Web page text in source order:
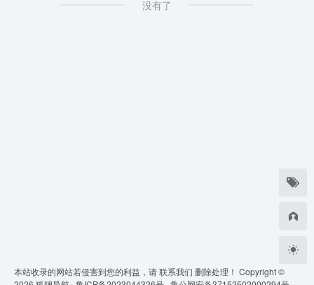
没有了
本站收录的网站若侵害到您的利益，请联系我们 删除处理！ Copyright ©